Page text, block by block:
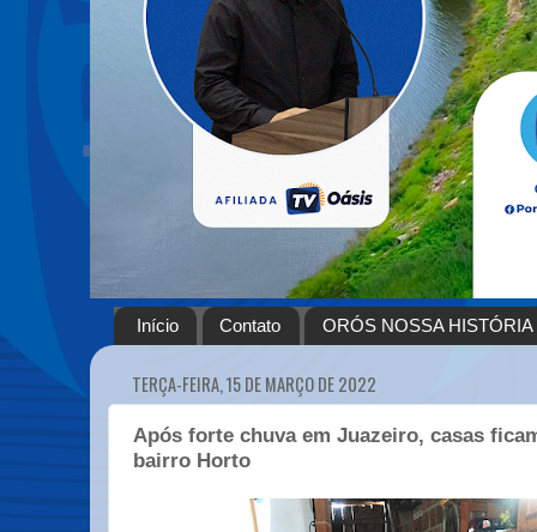
Início Contato ORÓS NOSSA HISTÓRIA
TERÇA-FEIRA, 15 DE MARÇO DE 2022
Após forte chuva em Juazeiro, casas
bairro Horto